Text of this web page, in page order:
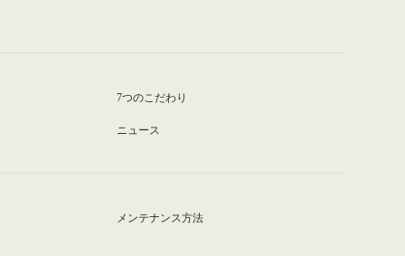
7つのこだわり
ニュース
メンテナンス方法